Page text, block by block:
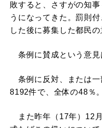
敗すると、さすがの知
うになってきた。罰則
した後に募集した都民の
条例に賛成という意見
条例に反対、または一
8192件で、全体の48％。
また昨年（17年）12